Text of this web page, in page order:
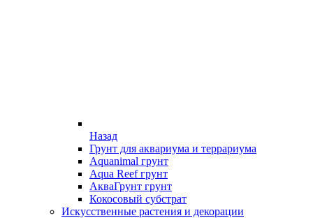
Назад
Грунт для аквариума и террариума
Aquanimal грунт
Aqua Reef грунт
АкваГрунт грунт
Кокосовый субстрат
Искусственные растения и декорации